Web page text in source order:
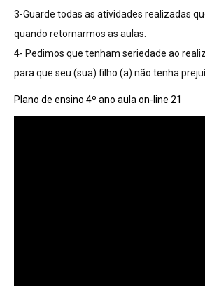
3-Guarde todas as atividades realizadas
quando retornarmos as aulas.
4- Pedimos que tenham seriedade ao
para que seu (sua) filho (a) não tenha
Plano de ensino 4º ano aula on-line 21